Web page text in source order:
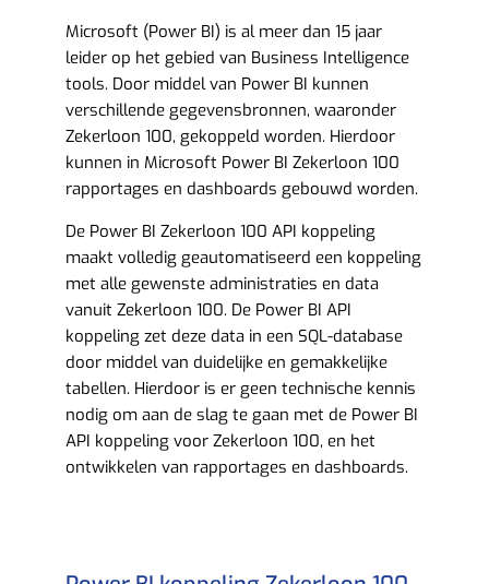
Microsoft (Power BI) is al meer dan 15 jaar
leider op het gebied van Business Intelligence
tools. Door middel van Power BI kunnen
verschillende gegevensbronnen, waaronder
Zekerloon 100, gekoppeld worden. Hierdoor
kunnen in Microsoft Power BI Zekerloon 100
rapportages en dashboards gebouwd worden.
De Power BI Zekerloon 100 API koppeling
maakt volledig geautomatiseerd een koppeling
met alle gewenste administraties en data
vanuit Zekerloon 100. De Power BI API
koppeling zet deze data in een SQL-database
door middel van duidelijke en gemakkelijke
tabellen. Hierdoor is er geen technische kennis
nodig om aan de slag te gaan met de Power BI
API koppeling voor Zekerloon 100, en het
ontwikkelen van rapportages en dashboards.